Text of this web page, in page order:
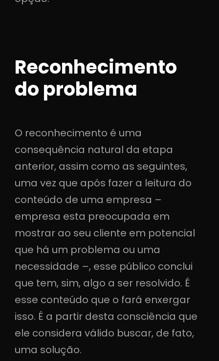
Reconhecimento
do problema
O reconhecimento é uma
consequência natural da etapa
anterior, assim como as seguintes,
uma vez que após fazer a leitura do
conteúdo de uma empresa –
empresa esta preocupada em
mostrar ao seu cliente em potencial
que há um problema ou uma
necessidade –, esse público conclui
que tem, sim, algo a ser resolvido. É
esse conteúdo que o fará enxergar
isso. É a partir desta consciência que
ele considera válido buscar, de fato,
uma solução.